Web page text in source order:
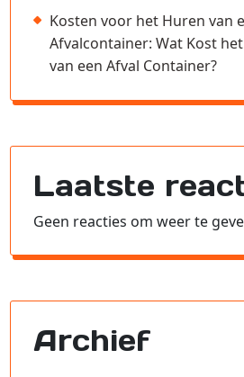
Kosten voor het Huren van
Afvalcontainer: Wat Kost
van een Afval Container?
Laatste
Geen reacties om weer te
Archief